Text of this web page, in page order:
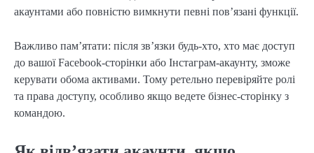
акаунтами або повністю вимкнути певні пов’язані функції.
Важливо пам’ятати: після зв’язки будь-хто, хто має доступ
до вашої Facebook-сторінки або Інстаграм-акаунту, зможе
керувати обома активами. Тому ретельно перевіряйте ролі
та права доступу, особливо якщо ведете бізнес-сторінку з
командою.